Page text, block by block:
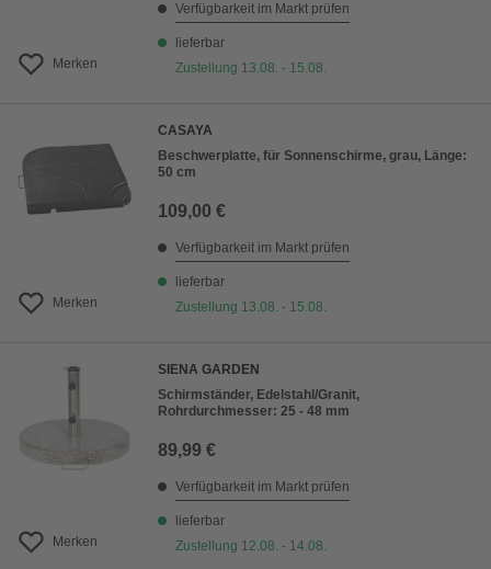
Merken
Verfügbarkeit im Markt prüfen
lieferbar
Zustellung 13.08. - 15.08.
Merken
CASAYA
Beschwerplatte, für Sonnenschirme, grau, Länge:
50 cm
109,00 €
Verfügbarkeit im Markt prüfen
lieferbar
Zustellung 13.08. - 15.08.
Merken
SIENA GARDEN
Schirmständer, Edelstahl/Granit,
Rohrdurchmesser: 25 - 48 mm
89,99 €
Verfügbarkeit im Markt prüfen
lieferbar
Zustellung 12.08. - 14.08.